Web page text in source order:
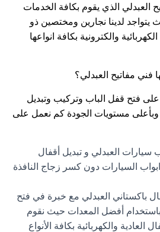
العبدلي الذي يقوم بكافة الخدمات
يتواجد لدينا نجارين ومختصين ذو
والكترونية بكافة انواعها
فني مفاتيح العبدلي؟
فتح قفل الباب وتركيب وتبديل
مستويات الجودة كم نعمل على
سيارات العبدلي و تبديل أقفال
السيارات دون كسر زجاج النافذة
باكستاني العبدلي مع خبرة في فتح
أفضل المعدات حيث نقوم
العادية والكهربائية بكافة الأنواع